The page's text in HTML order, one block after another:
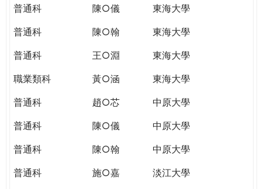
普通科
陳○儀
東海大學
普通科
陳○翰
東海大學
普通科
王○淵
東海大學
職業類科
黃○涵
東海大學
普通科
趙○芯
中原大學
普通科
陳○儀
中原大學
普通科
陳○翰
中原大學
普通科
施○嘉
淡江大學